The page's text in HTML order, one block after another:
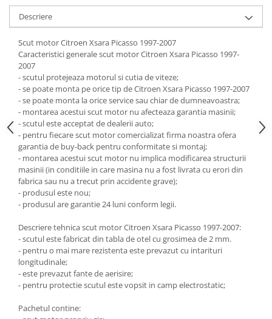
Carlige Jaecoo E5
Carlige Kia
Carlige Kia EV4
Carlige Kia EV5
Carlige Kia PV5
Carlige Lada
Carlige Lancia
Carlige Land Rover
Carlige Lexus
Carlige MAN
Carlige Mazda
Carlige Mercedes
Carlige MG
Carlige Mini
Carlige Mitsubishi
Carlige Nissan
Covorase auto Toyota
Covorase auto Volvo
Covorase auto Vw
Scut motor MAN
Scut motor Maxus
Scut motor Mazda
Scut motor Mercedes
Scut motor MG
Scut motor Mini
Scut motor Mitsubishi
Scut motor Nissan
Scut motor Opel
Scut motor Peugeot
Scut motor Porsche
Scut motor Renault
Scut motor SAAB
Scut motor Seat
Scut motor Skoda
Scut motor Smart
Scut motor SsangYong
Descriere
Scut motor Citroen Xsara Picasso 1997-2007
Caracteristici generale scut motor Citroen Xsara Picasso 1997-
2007
- scutul protejeaza motorul si cutia de viteze;
- se poate monta pe orice tip de Citroen Xsara Picasso 1997-2007
- se poate monta la orice service sau chiar de dumneavoastra;
- montarea acestui scut motor nu afecteaza garantia masinii;
- scutul este acceptat de dealerii auto;
- pentru fiecare scut motor comercializat firma noastra ofera
garantia de buy-back pentru conformitate si montaj;
- montarea acestui scut motor nu implica modificarea structurii
masinii (in conditiile in care masina nu a fost livrata cu erori din
fabrica sau nu a trecut prin accidente grave);
- produsul este nou;
- produsul are garantie 24 luni conform legii.
Descriere tehnica scut motor Citroen Xsara Picasso 1997-2007:
- scutul este fabricat din tabla de otel cu grosimea de 2 mm.
- pentru o mai mare rezistenta este prevazut cu intarituri
longitudinale;
- este prevazut fante de aerisire;
- pentru protectie scutul este vopsit in camp electrostatic;
Pachetul contine: